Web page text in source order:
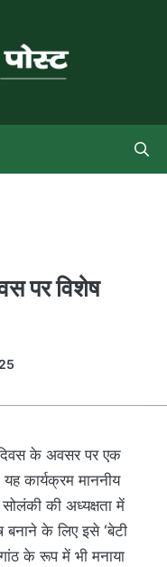
पर विशेष
के अवसर पर एक
कार्यक्रम माननीय
की अध्यक्षता में
बनाने के लिए इसे ‘बेटी
के रूप में भी मनाया